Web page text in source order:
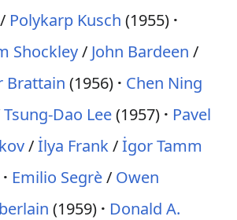
/ Polykarp Kusch (1955)
Shockley/ John Bardeen /
Brattain (1956)
Chen Ning
Tsung-Dao Lee(1957)
Pavel
/İlya Frank/İgor Tamm
Emilio Segrè/ Owen
(1959)
Donald A.